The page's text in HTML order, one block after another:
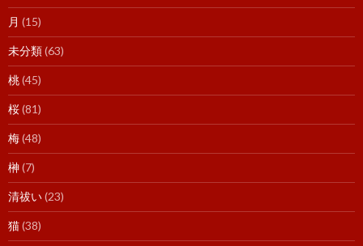
月 (15)
未分類(63)
桃(45)
桜(81)
梅(48)
榊(7)
清祓い(23)
猫(38)